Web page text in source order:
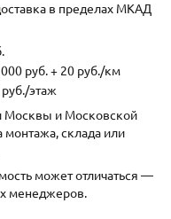
в пределах МКАД
руб. + 20 руб./км
этаж
Москвы и Московской
монтажа, склада или
может отличаться —
менеджеров.